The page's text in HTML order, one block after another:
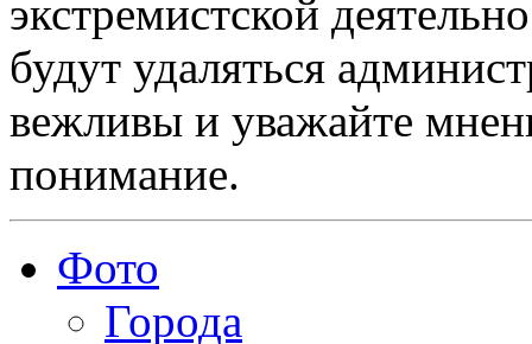
экстремистской
будут удаляться
вежливы и уважайте
понимание.
Фото
Города